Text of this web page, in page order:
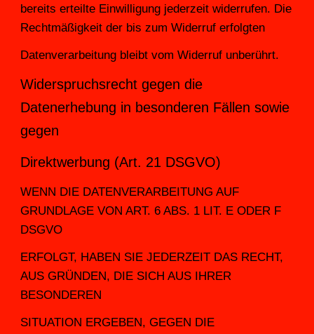
bereits erteilte Einwilligung jederzeit widerrufen. Die
Rechtmäßigkeit der bis zum Widerruf erfolgten
Datenverarbeitung bleibt vom Widerruf unberührt.
Widerspruchsrecht gegen die
Datenerhebung in besonderen Fällen sowie
gegen
Direktwerbung (Art. 21 DSGVO)
WENN DIE DATENVERARBEITUNG AUF
GRUNDLAGE VON ART. 6 ABS. 1 LIT. E ODER F
DSGVO
ERFOLGT, HABEN SIE JEDERZEIT DAS RECHT,
AUS GRÜNDEN, DIE SICH AUS IHRER
BESONDEREN
SITUATION ERGEBEN, GEGEN DIE